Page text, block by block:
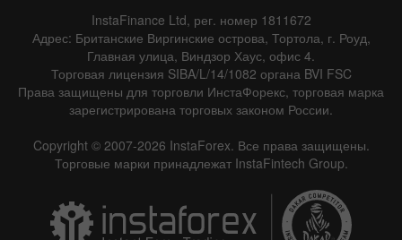
InstaFinance Ltd, рег. номер 1811672
Адрес: Британские Виргинские острова, Тортола, г. Роуд,
Главная улица, Виндзор Хаус, офис 4.
Торговая лицензия SIBA/L/14/1082 органа BVI FSC
Права защищены для торговли ИнстаФорекс, торговая марка
зарегистрирована торговых законом России.
Copyright © 2007-2026 InstaForex. Все права защищены.
Торговые марки принадлежат InstaFintech Group.